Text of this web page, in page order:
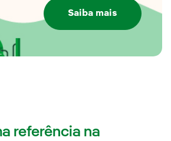
Saiba mais
referência na